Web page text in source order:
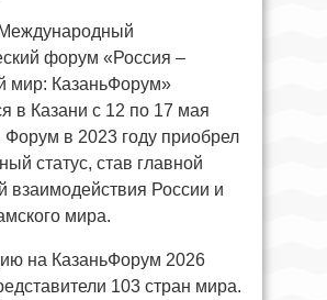
форум «Россия –
мир: КазаньФорум»
в Казани с 12 по 17 мая
Форум в 2023 году приобрел
статус, став главной
взаимодействия России и
мира.
на КазаньФорум 2026
103 стран мира.